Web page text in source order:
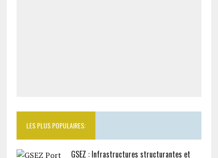
LES PLUS POPULAIRES:
GSEZ : Infrastructures structurantes et